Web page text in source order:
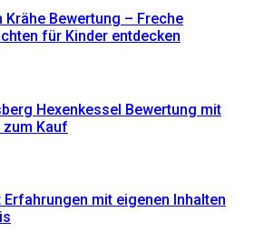
Krähe Bewertung – Freche
für Kinder entdecken
Hexenkessel Bewertung mit
Kauf
Erfahrungen mit eigenen Inhalten